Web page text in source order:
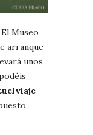
Museo
arranque
unos